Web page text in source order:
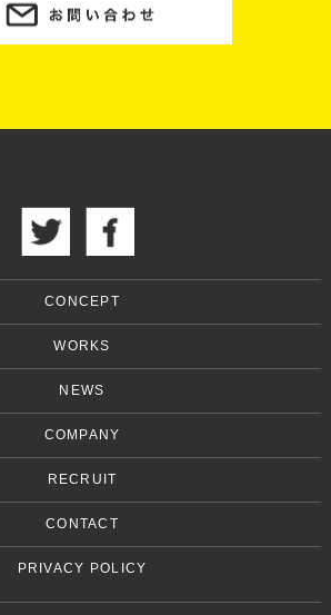
CONCEPT
WORKS
NEWS
COMPANY
RECRUIT
CONTACT
PRIVACY POLICY